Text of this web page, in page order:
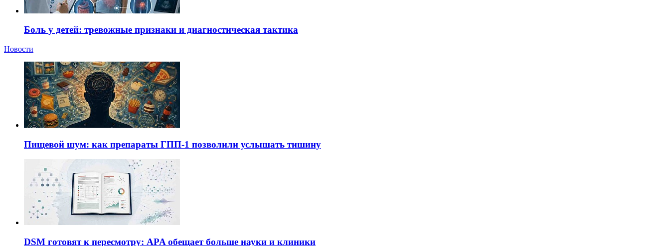
Боль у детей: тревожные признаки и диагностическая тактика
Новости
Пищевой шум: как препараты ГПП-1 позволили услышать тишину
DSM готовят к пересмотру: APA обещает больше науки и клиники